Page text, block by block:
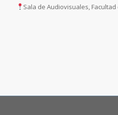
Sala de Audiovisuales,